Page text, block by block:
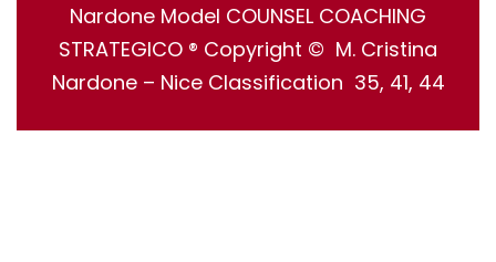
Nardone Model COUNSEL COACHING
STRATEGICO ® Copyright © M. Cristina
Nardone – Nice Classification 35, 41, 44